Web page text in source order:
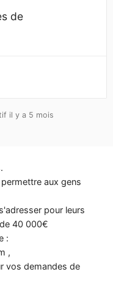
de
il y a 5 mois
aux gens
pour leurs
40 000€
:
,
vos demandes de